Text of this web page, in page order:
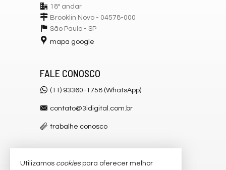
18º andar
Brooklin Novo - 04578-000
São Paulo - SP
mapa google
FALE CONOSCO
(11) 93360-1758 (WhatsApp)
contato@3idigital.com.br
trabalhe conosco
VEJA MAIS
Utilizamos cookiespara oferecer melhor